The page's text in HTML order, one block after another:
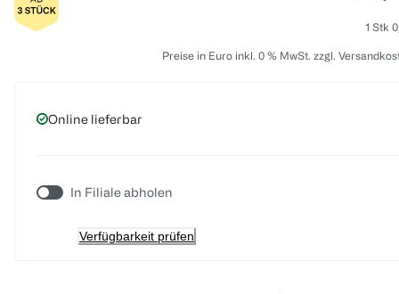
1 Stk
Preise in Euro inkl. 0 % MwSt. zzgl.
Online lieferbar
In Filiale abholen
Verfügbarkeit prüfen